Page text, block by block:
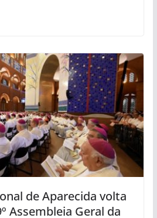
de Aparecida volta
Assembleia Geral da